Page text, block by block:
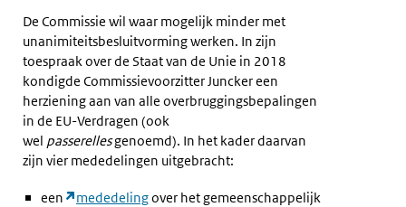
De Commissie wil waar mogelijk minder met
unanimiteitsbesluitvorming werken. In zijn
toespraak over de Staat van de Unie in 2018
kondigde Commissievoorzitter Juncker een
herziening aan van alle overbruggingsbepalingen
in de EU-Verdragen (ook
wel passerellesgenoemd). In het kader daarvan
zijn vier mededelingen uitgebracht:
een mededelingover het gemeenschappelijk